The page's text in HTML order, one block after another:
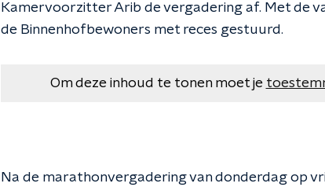
Kamervoorzitter Arib de vergadering af. Met de
de Binnenhofbewoners met reces gestuurd.
Om deze inhoud te tonen moet je
Na de marathonvergadering van donderdag op